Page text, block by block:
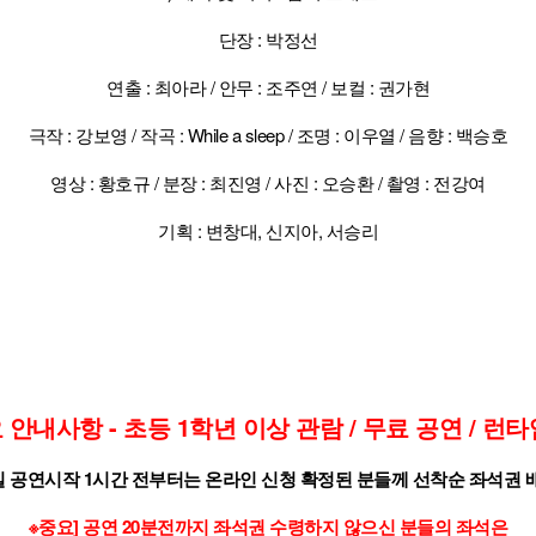
단장 : 박정선
연출 : 최아라 / 안무 : 조주연 / 보컬 : 권가현
극작 : 강보영 / 작곡 : While a sleep / 조명 : 이우열 / 음향 : 백승호
영상 : 황호규 / 분장 : 최진영 / 사진 : 오승환 / 촬영 : 전강여
기획 : 변창대, 신지아, 서승리
안내사항 - 초등 1학년 이상 관람 / 무료 공연 / 런타
공연시작 1시간 전부터는 온라인 신청 확정된 분들께 선착순 좌석권
※중요] 공연 20분전까지 좌석권 수령하지 않으신 분들의 좌석은